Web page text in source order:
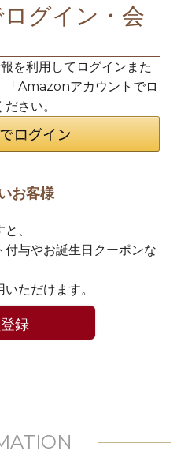
グイン・会
を利用してログインまた
「Amazonアカウントでロ
さい。
お客様
、
与やお誕生日クーポンな
ただけます。
録